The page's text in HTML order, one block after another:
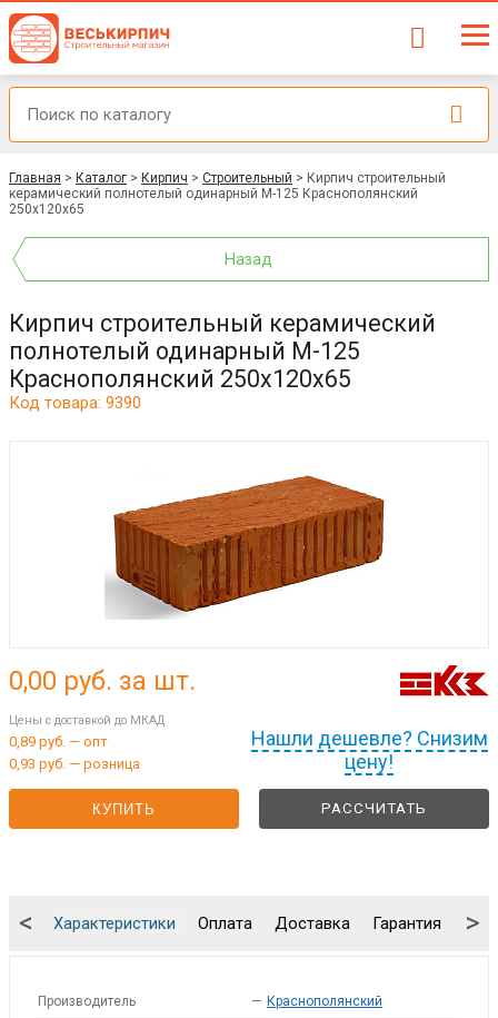
Главная > Каталог > Кирпич > Строительный > Кирпич строительный
керамический полнотелый одинарный М-125 Краснополянский
250x120x65
Назад
Кирпич строительный керамический
полнотелый одинарный М-125
Краснополянский 250x120x65
Код товара: 9390
Нашли дешевле? Снизим
цену!
0,00 руб. за шт.
Цены с доставкой до МКАД
0,89 руб. — опт
0,93 руб. — розница
КУПИТЬ РАССЧИТАТЬ
Характеристики Оплата Доставка Гарантия
< >
Производитель — Краснополянский